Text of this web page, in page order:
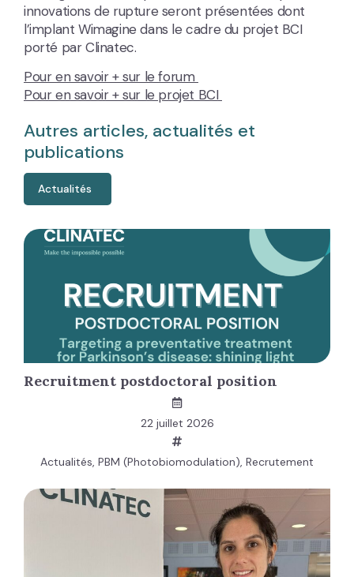
innovations de rupture seront présentées dont
l’implant Wimagine dans le cadre du projet BCI
porté par Clinatec.
Pour en savoir + sur le forum
Pour en savoir + sur le projet BCI
Autres articles, actualités et
publications
Actualités
Recruitment postdoctoral position
22 juillet 2026
Actualités, PBM (Photobiomodulation), Recrutement